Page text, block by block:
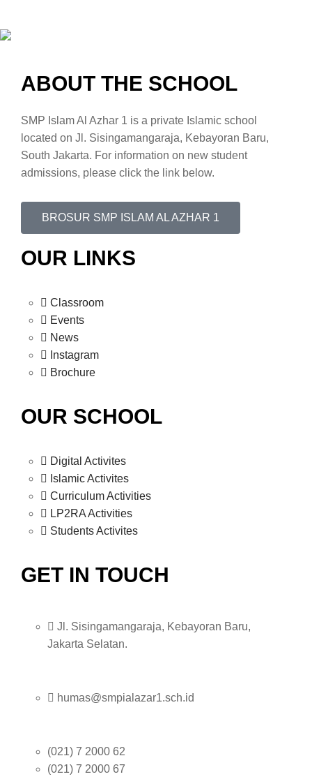
ABOUT THE SCHOOL
SMP Islam Al Azhar 1 is a private Islamic school
located on Jl. Sisingamangaraja, Kebayoran Baru,
South Jakarta. For information on new student
admissions, please click the link below.
BROSUR SMP ISLAM AL AZHAR 1
OUR LINKS
Classroom
Events
News
Instagram
Brochure
OUR SCHOOL
Digital Activites
Islamic Activites
Curriculum Activities
LP2RA Activities
Students Activites
GET IN TOUCH
Jl. Sisingamangaraja, Kebayoran Baru,
Jakarta Selatan.
humas@smpialazar1.sch.id
(021) 7 2000 62
(021) 7 2000 67